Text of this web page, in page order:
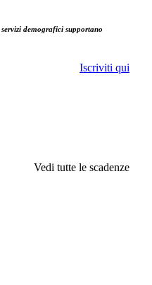
demografici supportano
Iscriviti qui
Vedi tutte le scadenze